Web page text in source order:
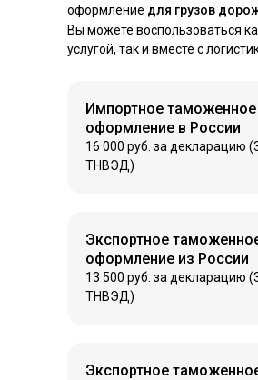
оформление для грузов
Вы можете воспользоваться
услугой, так и вместе с
Импортное таможенное
оформление в России
16 000 руб. за декларацию
ТНВЭД)
Экспортное
оформление из России
13 500 руб. за декларацию
ТНВЭД)
Экспортное